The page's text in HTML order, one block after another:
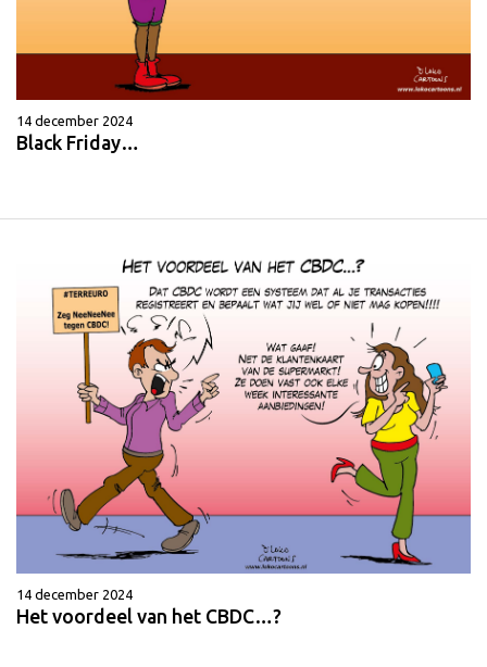
14 december 2024
Black Friday…
14 december 2024
Het voordeel van het CBDC…?